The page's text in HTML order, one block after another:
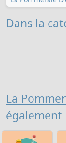
Dans la
La
également